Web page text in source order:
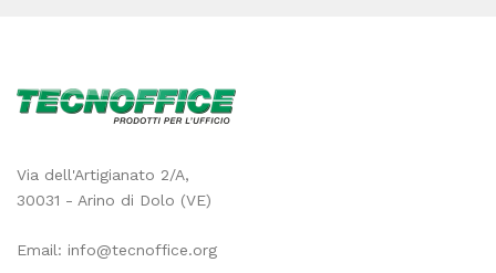
Via dell'Artigianato 2/A,
30031 - Arino di Dolo (VE)
Email: info@tecnoffice.org